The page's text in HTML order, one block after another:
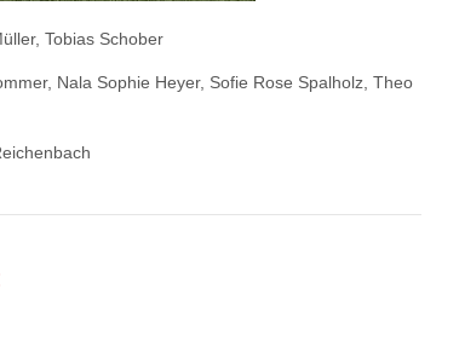
Tobias Schober
Nala Sophie Heyer, Sofie Rose Spalholz, Theo